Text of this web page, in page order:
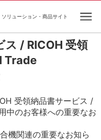
リューション・商品サイト
ス / RICOH 受領
Trade
受領納品書サービス /
中のお客様への重要なお
機関連の重要なお知ら